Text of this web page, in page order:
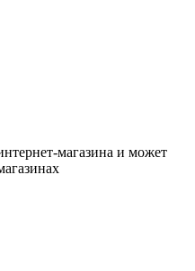
магазина и может